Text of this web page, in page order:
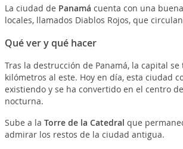
La ciudad de Panamá cuenta con una
locales, llamados Diablos Rojos, que
Qué ver y qué hacer
Tras la destrucción de Panamá, la capital
kilómetros al este. Hoy en día, esta ciudad
existiendo y se ha convertido en el centro
nocturna.
Sube a la Torre de la Catedral que
admirar los restos de la ciudad antigua.